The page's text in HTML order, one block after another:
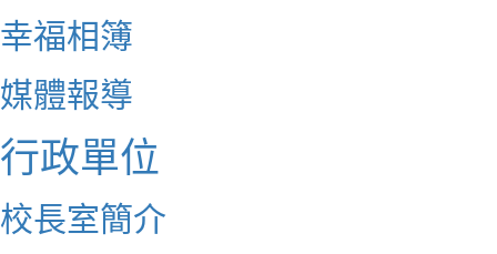
幸福相簿
媒體報導
行政單位
校長室簡介